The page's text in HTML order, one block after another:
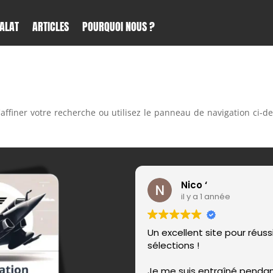
ARTICLES POURQUOI NOUS ?
votre recherche ou utilisez le panneau de navigation ci-
Nico ‘
il y a 1 année
Un excellent site pour
sélections !